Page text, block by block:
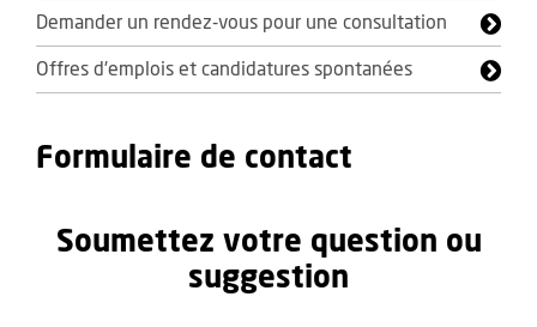
Demander un rendez-vous pour une consultation
Offres d'emplois et candidatures spontanées
Formulaire de contact
Soumettez votre question ou
suggestion